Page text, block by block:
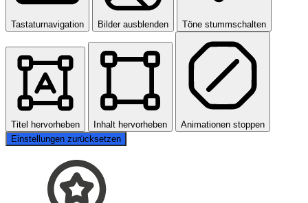
Tastaturnavigation Bilder ausblenden Töne stummschalten
Titel hervorheben Inhalt hervorheben
Animationen stoppen
Einstellungen zurücksetzen